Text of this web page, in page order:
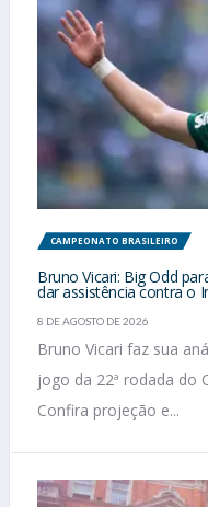
CAMPEONATO BRASILEIRO
Bruno Vicari: Big Odd
dar assistência contra o
8 DE AGOSTO DE 2026
Bruno Vicari faz sua
jogo da 22ª rodada do
Confira projeção e...